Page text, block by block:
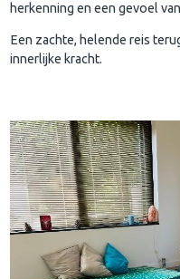
herkenning en een gevoel
Een zachte, helende reis
innerlijke kracht.